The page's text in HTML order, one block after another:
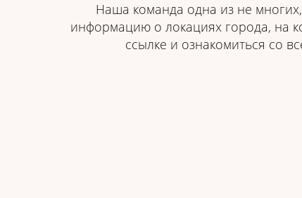
Наша команда одна из не
информацию о локациях города, на
ссылке и ознакомиться со